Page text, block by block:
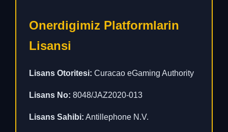
Onerdigimiz Platformlarin
Lisansi
Lisans Otoritesi: Curacao eGaming Authority
Lisans No: 8048/JAZ2020-013
Lisans Sahibi: Antillephone N.V.